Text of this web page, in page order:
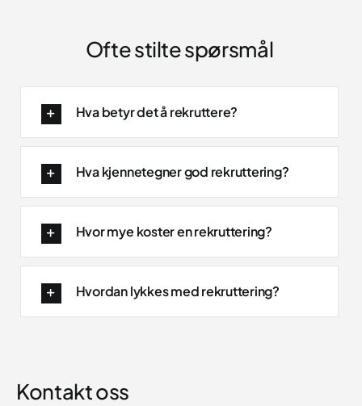
Ofte stilte spørsmål
Hva betyr det å rekruttere?
Hva kjennetegner god rekruttering?
Hvor mye koster en rekruttering?
Hvordan lykkes med rekruttering?
Kontakt oss